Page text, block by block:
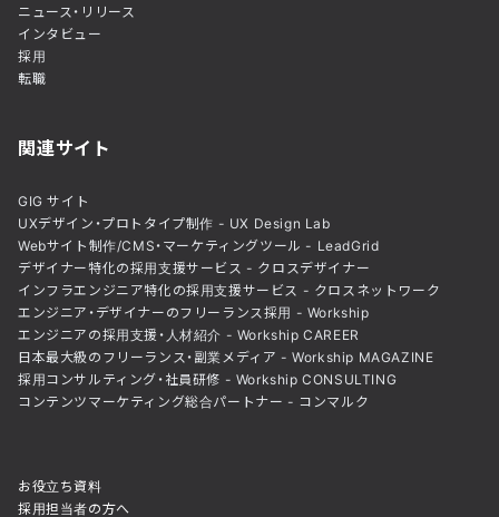
ニュース・リリース
インタビュー
採用
転職
関連サイト
GIG サイト
UXデザイン・プロトタイプ制作 - UX Design Lab
Webサイト制作/CMS・マーケティングツール - LeadGrid
デザイナー特化の採用支援サービス - クロスデザイナー
インフラエンジニア特化の採用支援サービス - クロスネットワーク
エンジニア・デザイナーのフリーランス採用 - Workship
エンジニアの採用支援・人材紹介 - Workship CAREER
日本最大級のフリーランス・副業メディア - Workship MAGAZINE
採用コンサルティング・社員研修 - Workship CONSULTING
コンテンツマーケティング総合パートナー - コンマルク
お役立ち資料
採用担当者の方へ